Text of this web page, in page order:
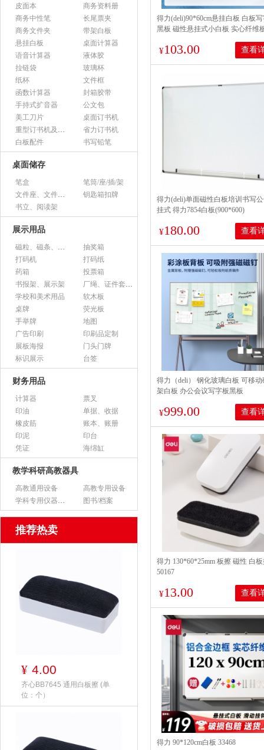
皮面本
商务资料册
商务中性笔
长尾票夹
商务文件夹
带架白板
悬挂白板
桌面计算器
语音计算器
液体胶
拉链袋
玻璃杯
纸杯
文件框
函数计算器
封箱胶带
手持式扩音器
公文包
美工刀片
桌面订书机
重型订书机及其它
省力订书机
白板配件
书写铅笔
桌面储存
笔盒
笔筒/座/插/架
文件座、文件架、文件框
钥匙箱扣牌
书立、阅读架
展示用品
磁粒、磁条、磁片
抽奖箱
打码机
打码纸
药箱
投票箱
书报架、展示架
厂绳、证件套、卡套
学校和美术用品
软木板
桌牌
荧光板
手举牌
地图
广告印刷
印刷品定制
展板海报
门头门牌
标识展示
台签
财务用品
计算器
票叉
印油
单据、收据
橡皮筋
账本、账册
印泥
印台
凭证
海绵缸
教学科研高教器具
高教通用设备
高教专用设备
学科专用仪器设备
图书/档案
推荐热卖
¥ 4.00
齐心BB7645 通用白板擦 (单
位：个）
得力(deli)90*60cm悬挂白板 白板
黑板 磁性悬挂式小白板 实心纤维
¥103.00 查看
得力(deli)单面磁性白板培训书写
挂式 得力7854白板(900*600)
¥180.00 查看
得力（deli） 钢化玻璃白板 可移
架白板 办公会议写字板黑板
¥999.00 查看
得力 130*60*25mm 板擦 磁性 白
50167
¥13.00 查看
得力 90*120cm白板 33468